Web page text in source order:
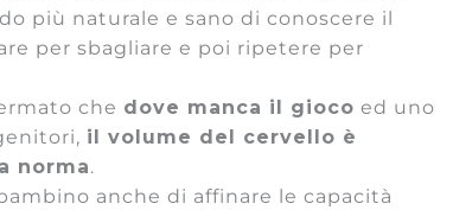
più naturale e sano di conoscere il
per sbagliare e poi ripetere per
che dove manca il gioco ed uno
il volume del cervello è
norma.
anche di affinare le capacità